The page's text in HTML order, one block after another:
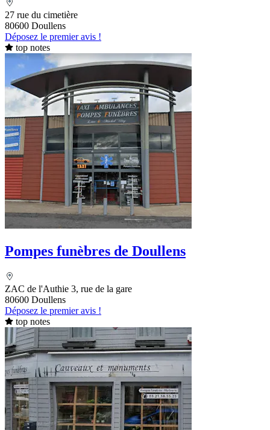
27 rue du cimetière
80600 Doullens
Déposez le premier avis !
top notes
Pompes funèbres de Doullens
ZAC de l'Authie 3, rue de la gare
80600 Doullens
Déposez le premier avis !
top notes